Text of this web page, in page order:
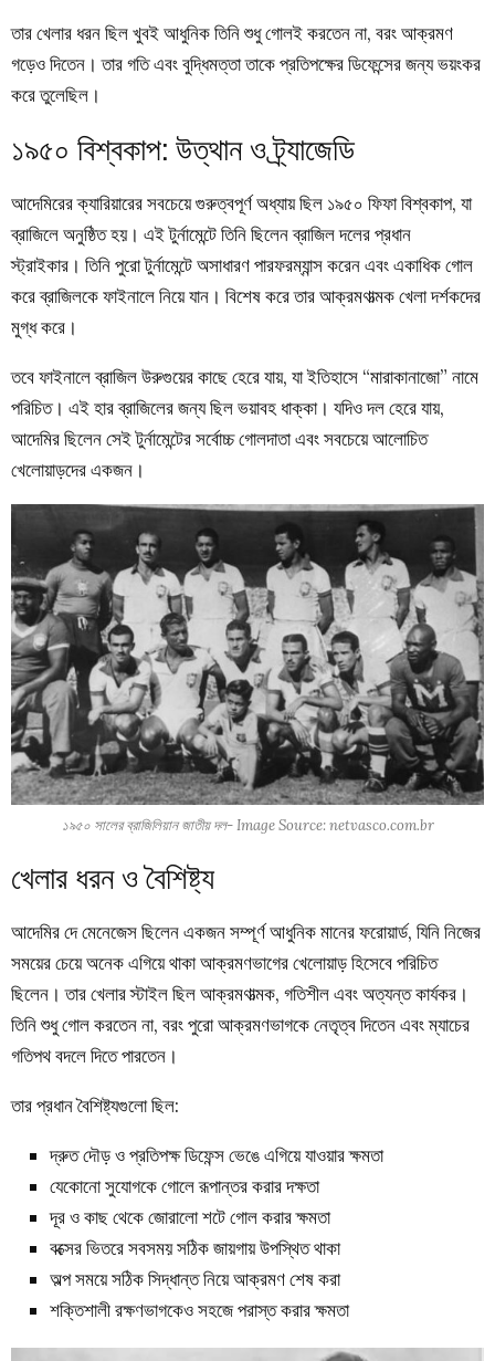
তার খেলার ধরন ছিল খুবই আধুনিক তিনি শুধু গোলই করতেন না, বরং আক্রমণ
গড়েও দিতেন। তার গতি এবং বুদ্ধিমত্তা তাকে প্রতিপক্ষের ডিফেন্সের জন্য ভয়ংকর
করে তুলেছিল।
১৯৫০ বিশ্বকাপ: উত্থান ও ট্র্যাজেডি
আদেমিরের ক্যারিয়ারের সবচেয়ে গুরুত্বপূর্ণ অধ্যায় ছিল ১৯৫০ ফিফা বিশ্বকাপ, যা
ব্রাজিলে অনুষ্ঠিত হয়। এই টুর্নামেন্টে তিনি ছিলেন ব্রাজিল দলের প্রধান
স্ট্রাইকার। তিনি পুরো টুর্নামেন্টে অসাধারণ পারফরম্যান্স করেন এবং একাধিক গোল
করে ব্রাজিলকে ফাইনালে নিয়ে যান। বিশেষ করে তার আক্রমণাত্মক খেলা দর্শকদের
মুগ্ধ করে।
তবে ফাইনালে ব্রাজিল উরুগুয়ের কাছে হেরে যায়, যা ইতিহাসে “মারাকানাজো” নামে
পরিচিত। এই হার ব্রাজিলের জন্য ছিল ভয়াবহ ধাক্কা। যদিও দল হেরে যায়,
আদেমির ছিলেন সেই টুর্নামেন্টের সর্বোচ্চ গোলদাতা এবং সবচেয়ে আলোচিত
খেলোয়াড়দের একজন।
১৯৫০ সালের ব্রাজিলিয়ান জাতীয় দল- Image Source: netvasco.com.br
খেলার ধরন ও বৈশিষ্ট্য
আদেমির দে মেনেজেস ছিলেন একজন সম্পূর্ণ আধুনিক মানের ফরোয়ার্ড, যিনি নিজের
সময়ের চেয়ে অনেক এগিয়ে থাকা আক্রমণভাগের খেলোয়াড় হিসেবে পরিচিত
ছিলেন। তার খেলার স্টাইল ছিল আক্রমণাত্মক, গতিশীল এবং অত্যন্ত কার্যকর।
তিনি শুধু গোল করতেন না, বরং পুরো আক্রমণভাগকে নেতৃত্ব দিতেন এবং ম্যাচের
গতিপথ বদলে দিতে পারতেন।
তার প্রধান বৈশিষ্ট্যগুলো ছিল:
দ্রুত দৌড় ও প্রতিপক্ষ ডিফেন্স ভেঙে এগিয়ে যাওয়ার ক্ষমতা
যেকোনো সুযোগকে গোলে রূপান্তর করার দক্ষতা
দূর ও কাছ থেকে জোরালো শটে গোল করার ক্ষমতা
বক্সের ভিতরে সবসময় সঠিক জায়গায় উপস্থিত থাকা
অল্প সময়ে সঠিক সিদ্ধান্ত নিয়ে আক্রমণ শেষ করা
শক্তিশালী রক্ষণভাগকেও সহজে পরাস্ত করার ক্ষমতা